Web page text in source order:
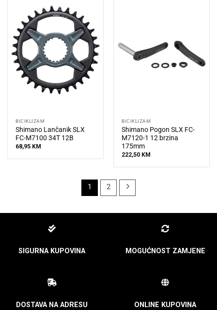
BICIKLIZAM
Shimano Lančanik SLX
FC-M7100 34T 12B
68,95 KM
BICIKLIZAM
Shimano Pogon SLX FC-
M7120-1 12 brzina
175mm
222,50 KM
1 2
SIGURNA KUPOVINA MOGUĆNOST ZAMJENE
DOSTAVA NA ADRESU ONLINE KUPOVINA